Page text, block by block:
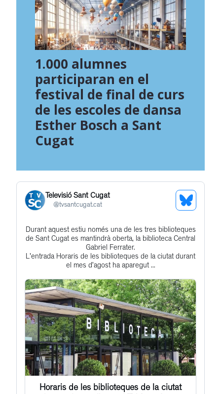
1.000 alumnes
participaran en el
festival de final de curs
de les escoles de dansa
Esther Bosch a Sant
Cugat
Televisió Sant Cugat
@tvsantcugat.cat
See
Profile
Get
to
this
post
Durant aquest estiu només una de les tres biblioteques
de Sant Cugat es mantindrà oberta, la biblioteca Central
Gabriel Ferrater.
L'entrada Horaris de les biblioteques de la ciutat durant
el mes d’agost ha aparegut ...
Horaris de les biblioteques de la ciutat